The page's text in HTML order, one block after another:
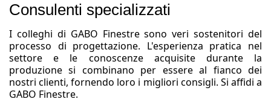
Consulenti specializzati
I colleghi di GABO Finestre sono veri sostenitori del
processo di progettazione. L'esperienza pratica nel
settore e le conoscenze acquisite durante la
produzione si combinano per essere al fianco dei
nostri clienti, fornendo loro i migliori consigli. Si affidi a
GABO Finestre.